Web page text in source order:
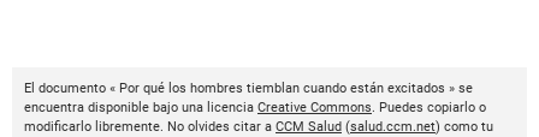
El documento « Por qué los hombres tiemblan cuando están excitados » se
encuentra disponible bajo una licencia Creative Commons. Puedes copiarlo o
modificarlo libremente. No olvides citar a CCM Salud (salud.ccm.net) como tu